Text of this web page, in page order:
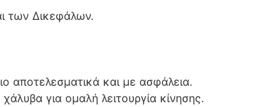
των Δικεφάλων.
αποτελεσματικά και με ασφάλεια.
για ομαλή λειτουργία κίνησης.